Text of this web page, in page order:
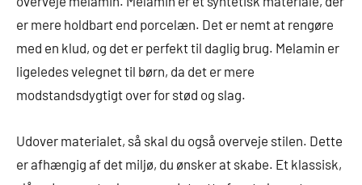
er mere holdbart end porcelæn. Det er nemt at rengøre
med en klud, og det er perfekt til daglig brug. Melamin er
ligeledes velegnet til børn, da det er mere
modstandsdygtigt over for stød og slag.
Udover materialet, så skal du også overveje stilen. Dette
er afhængig af det miljø, du ønsker at skabe. Et klassisk,